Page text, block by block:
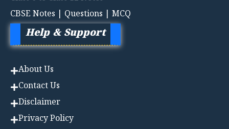
CBSE Notes | Questions | MCQ
Help & Support
About Us
Contact Us
Disclaimer
Privacy Policy